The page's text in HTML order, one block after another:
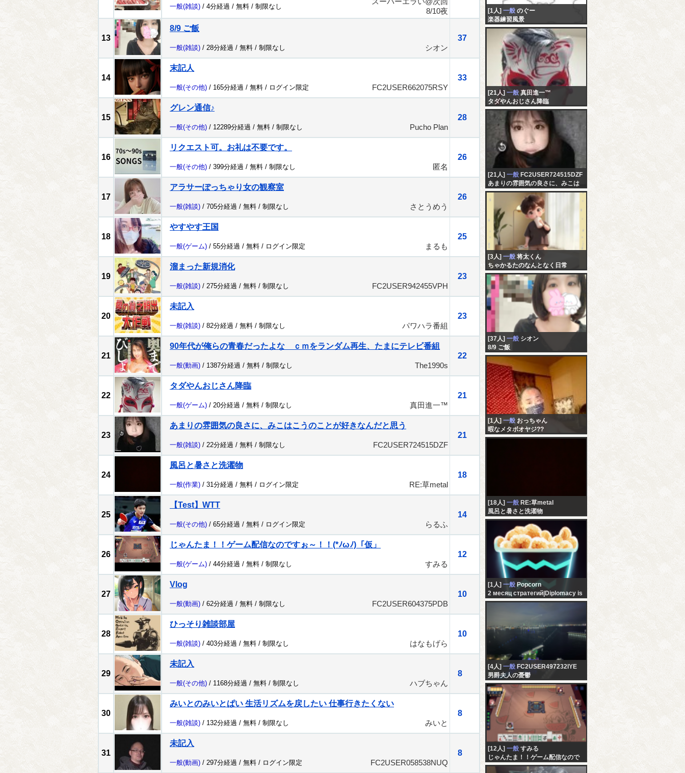
一般(雑談) / 4分経過 / 無料 / 制限なし
8/10夜
13
8/9 ご飯
37
一般(雑談) / 28分経過 / 無料 / 制限なし シオン
14
末記人
33
一般(その他) / 165分経過 / 無料 / ログイン限定 FC2USER662075RSY
15
グレン通信♪
28
一般(その他) / 12289分経過 / 無料 / 制限なし Pucho Plan
16
リクエスト可。お礼は不要です。
26
一般(その他) / 399分経過 / 無料 / 制限なし 匿名
17
アラサーぽっちゃり女の観察室
26
一般(雑談) / 705分経過 / 無料 / 制限なし さとうめう
18
やすやす王国
25
一般(ゲーム) / 55分経過 / 無料 / ログイン限定 まるも
19
溜まった新規消化
23
一般(雑談) / 275分経過 / 無料 / 制限なし FC2USER942455VPH
20
未記入
23
一般(雑談) / 82分経過 / 無料 / 制限なし パワハラ番組
21
90年代が俺らの青春だったよな ｃｍをランダム再生、たまにテレビ番組
22
一般(動画) / 1387分経過 / 無料 / 制限なし The1990s
22
タダやんおじさん降臨
21
一般(ゲーム) / 20分経過 / 無料 / 制限なし 真田進一™️
23
あまりの雰囲気の良さに、みこはこうのことが好きなんだと思う
21
一般(雑談) / 22分経過 / 無料 / 制限なし FC2USER724515DZF
24
風呂と暑さと洗濯物
18
一般(作業) / 31分経過 / 無料 / ログイン限定 RE:草metal
25
【Test】WTT
14
一般(その他) / 65分経過 / 無料 / ログイン限定 らるふ
26
じゃんたま！！ゲーム配信なのですぉ～！！(*ﾉωﾉ)「仮」
12
一般(ゲーム) / 44分経過 / 無料 / 制限なし すみる
27
Vlog
10
一般(動画) / 62分経過 / 無料 / 制限なし FC2USER604375PDB
28
ひっそり雑談部屋
10
一般(雑談) / 403分経過 / 無料 / 制限なし はなもげら
29
未記入
8
一般(その他) / 1168分経過 / 無料 / 制限なし ハブちゃん
30
みいとのみいとぱい 生活リズムを戻したい 仕事行きたくない
8
一般(雑談) / 132分経過 / 無料 / 制限なし みいと
31
未記入
8
一般(動画) / 297分経過 / 無料 / ログイン限定 FC2USER058538NUQ
[1人] 一般 のぐー
楽器練習風景
[21人] 一般 真田進一™️
タダやんおじさん降臨
[21人] 一般 FC2USER724515DZF
あまりの雰囲気の良さに、みこは
こうのことが好きなんだと思う
[3人] 一般 将太くん
ちゃかるたのなんとなく日常
[37人] 一般 シオン
8/9 ご飯
[1人] 一般 おっちゃん
暇なメタボオヤジ??
[18人] 一般 RE:草metal
風呂と暑さと洗濯物
[1人] 一般 Popcorn
2 месяц стратегий|Diplomacy is
Not an Option
[4人] 一般 FC2USER497232IYE
男爵夫人の憂鬱
[12人] 一般 すみる
じゃんたま！！ゲーム配信なので
すぉ～！！(*ﾉωﾉ)「仮」